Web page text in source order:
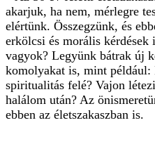
akarjuk, ha nem, mérlegre
elértünk. Összegzünk, és
erkölcsi és morális
vagyok? Legyünk bátrak új
komolyakat is, mint
spiritualitás felé? Vajon
halálom után? Az
ebben az életszakaszban is.